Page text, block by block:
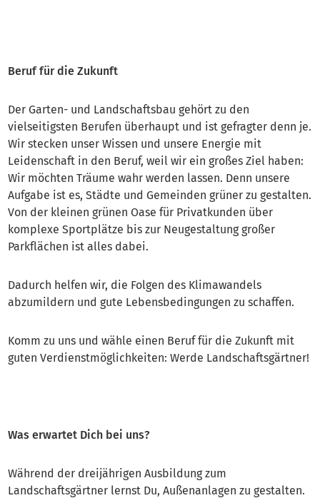
Beruf für die Zukunft
Der Garten- und Landschaftsbau gehört zu den
vielseitigsten Berufen überhaupt und ist gefragter denn je.
Wir stecken unser Wissen und unsere Energie mit
Leidenschaft in den Beruf, weil wir ein großes Ziel haben:
Wir möchten Träume wahr werden lassen. Denn unsere
Aufgabe ist es, Städte und Gemeinden grüner zu gestalten.
Von der kleinen grünen Oase für Privatkunden über
komplexe Sportplätze bis zur Neugestaltung großer
Parkflächen ist alles dabei.
Dadurch helfen wir, die Folgen des Klimawandels
abzumildern und gute Lebensbedingungen zu schaffen.
Komm zu uns und wähle einen Beruf für die Zukunft mit
guten Verdienstmöglichkeiten: Werde Landschaftsgärtner!
Was erwartet Dich bei uns?
Während der dreijährigen Ausbildung zum
Landschaftsgärtner lernst Du, Außenanlagen zu gestalten.